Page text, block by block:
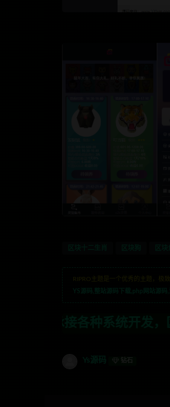
RIPRO主题是一个优秀的主题，极
YS源码,整站源码下载,php网站源码
统开发，区块链开发，金
Ys源码 钻石